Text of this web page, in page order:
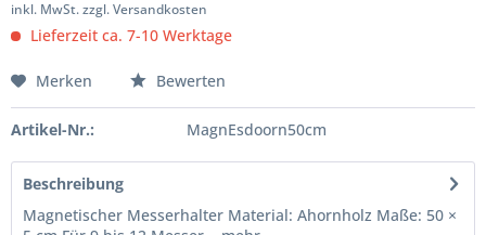
inkl. MwSt.zzgl. Versandkosten
Lieferzeit ca. 7-10 Werktage
Merken Bewerten
Artikel-Nr.: MagnEsdoorn50cm
Beschreibung
Magnetischer Messerhalter Material: Ahornholz Maße: 50 ×